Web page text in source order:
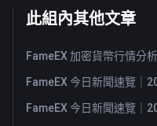
此組內其他文章